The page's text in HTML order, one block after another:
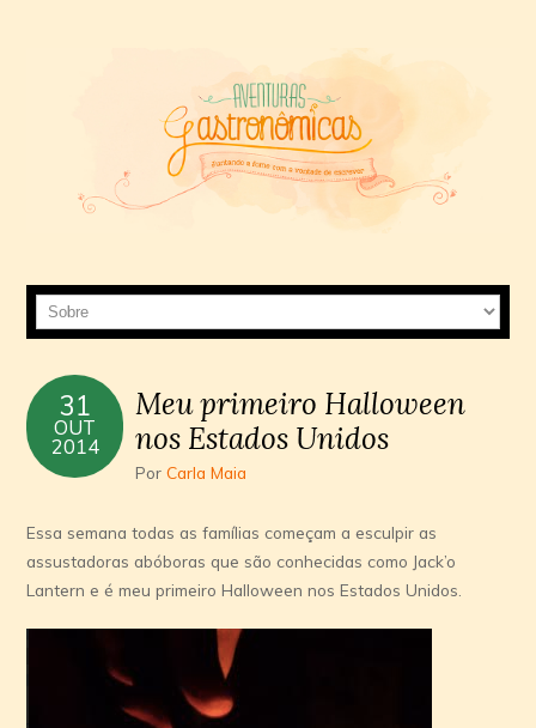
31
OUT
2014
Meu primeiro Halloween
nos Estados Unidos
PorCarla Maia
Essa semana todas as famílias começam a esculpir as
assustadoras abóboras que são conhecidas como Jack’o
Lantern e é meu primeiro Halloween nos Estados Unidos.